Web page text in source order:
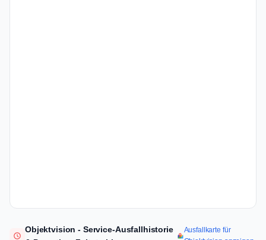
Objektvision - Service-Ausfallhistorie
Ausfallkarte für